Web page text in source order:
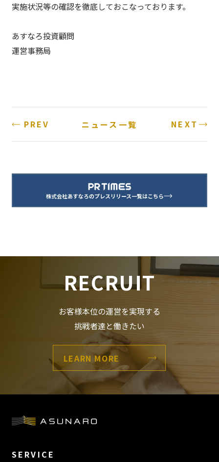
実施状況等の確認を徹底しておこなっております。
あすなろ投資顧問
運営事務局
PREV NEXT
ニュース一覧
株式会社あすなろのプレスリリース一覧はこちら
RECRUIT
お客様本位の運営を実現する
挑戦者達と働きたい
LEARN MORE
SERVICE